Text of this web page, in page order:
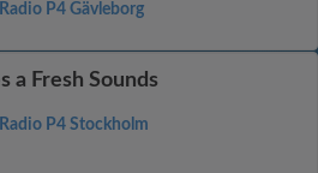
P4 Gävleborg
a Fresh Sounds
P4 Stockholm